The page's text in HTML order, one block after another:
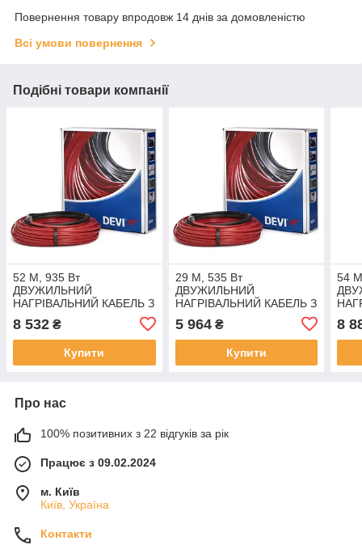
Повернення товару впродовж 14 днів за домовленістю
Всі умови повернення
Подібні товари компанії
52 М, 935 Вт
ДВУЖИЛЬНИЙ
НАГРІВАЛЬНИЙ КАБЕЛЬ З
DEVI flexTM 18T
ЕЛЕКТРИЧНА ТЕПЛА
8 532 ₴
Купити
29 М, 535 Вт
ДВУЖИЛЬНИЙ
НАГРІВАЛЬНИЙ КАБЕЛЬ З
DEVI flexTM 18T
ЕЛЕКТРИЧНА ТЕПЛА
5 964₴
Купити
54
8
Про нас
100% позитивних з 22 відгуків за рік
Працює з 09.02.2024
м. Київ
Київ, Україна
Контакти